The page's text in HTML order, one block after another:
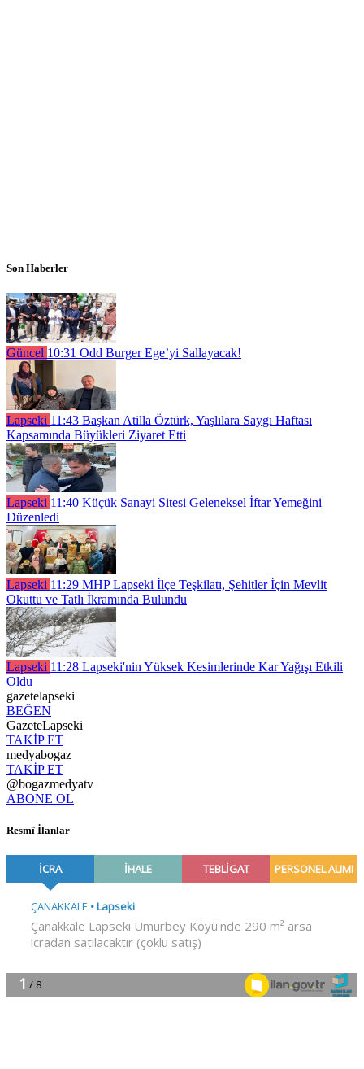
Son Haberler
Güncel 10:31 Odd Burger Ege’yi Sallayacak!
Lapseki 11:43 Başkan Atilla Öztürk, Yaşlılara Saygı Haftası
Kapsamında Büyükleri Ziyaret Etti
Lapseki 11:40 Küçük Sanayi Sitesi Geleneksel İftar Yemeğini
Düzenledi
Lapseki 11:29 MHP Lapseki İlçe Teşkilatı, Şehitler İçin Mevlit
Okuttu ve Tatlı İkramında Bulundu
Lapseki 11:28 Lapseki'nin Yüksek Kesimlerinde Kar Yağışı Etkili
Oldu
gazetelapseki
BEĞEN
GazeteLapseki
TAKİP ET
medyabogaz
TAKİP ET
@bogazmedyatv
ABONE OL
Resmî İlanlar